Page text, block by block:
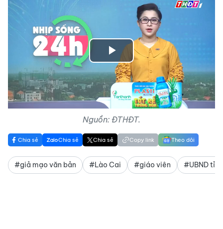
Play
Video
Nguồn: ĐTHĐT.
Chia sẻ Chia sẻ Chia sẻ Copy link Theo dõi
#giả mạo văn bản #Lào Cai #giáo viên #UBND tỉnh